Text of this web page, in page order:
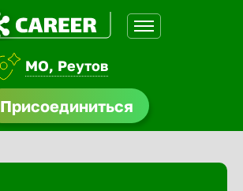
МО, Реутов
Присоединиться